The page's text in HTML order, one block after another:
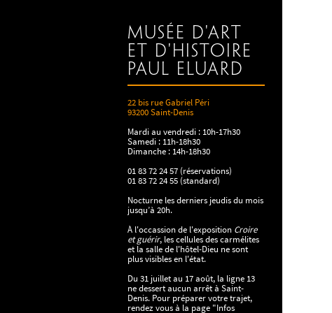
Musée d'art
et d'histoire
Paul Eluard
22 bis rue Gabriel Péri
93200 Saint-Denis
Mardi au vendredi : 10h-17h30
Samedi : 11h-18h30
Dimanche : 14h-18h30
01 83 72 24 57 (réservations)
01 83 72 24 55 (standard)
Nocturne les derniers jeudis du mois
jusqu’à 20h.
À l'occassion de l'exposition Croire
et guérir, les cellules des carmélites
et la salle de l'hôtel-Dieu ne sont
plus visibles en l'état.
Du 31 juillet au 17 août, la ligne 13
ne dessert aucun arrêt à Saint-
Denis. Pour préparer votre trajet,
rendez vous à la page "Infos